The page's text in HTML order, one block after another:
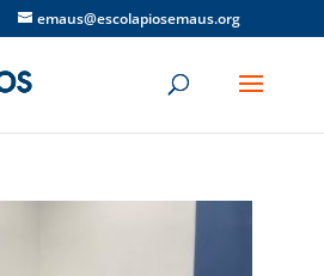
emaus@escolapiosemaus.org